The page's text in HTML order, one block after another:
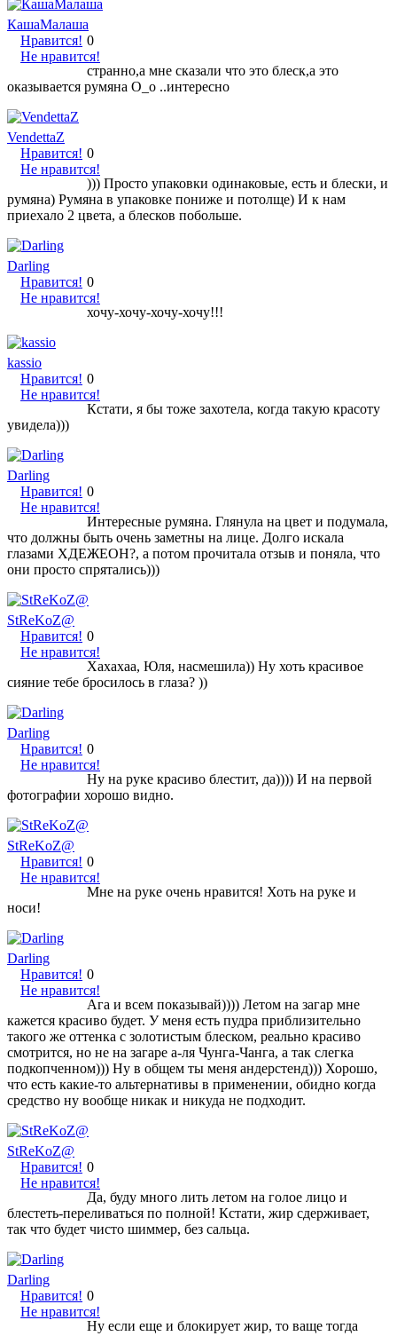
КашаМалаша
Нравится!
Не нравится!
0
странно,а мне сказали что это блеск,а это
оказывается румяна O_o ..интересно
VendettaZ
Нравится!
Не нравится!
0
))) Просто упаковки одинаковые, есть и блески, и
румяна) Румяна в упаковке пониже и потолще) И к нам
приехало 2 цвета, а блесков побольше.
Darling
Нравится!
Не нравится!
0
хочу-хочу-хочу-хочу!!!
kassio
Нравится!
Не нравится!
0
Кстати, я бы тоже захотела, когда такую красоту
увидела)))
Darling
Нравится!
Не нравится!
0
Интересные румяна. Глянула на цвет и подумала,
что должны быть очень заметны на лице. Долго искала
глазами ХДЕЖЕОН?, а потом прочитала отзыв и поняла, что
они просто спрятались)))
StReKoZ@
Нравится!
Не нравится!
0
Хахахаа, Юля, насмешила)) Ну хоть красивое
сияние тебе бросилось в глаза? ))
Darling
Нравится!
Не нравится!
0
Ну на руке красиво блестит, да)))) И на первой
фотографии хорошо видно.
StReKoZ@
Нравится!
Не нравится!
0
Мне на руке очень нравится! Хоть на руке и
носи!
Darling
Нравится!
Не нравится!
0
Ага и всем показывай)))) Летом на загар мне
кажется красиво будет. У меня есть пудра приблизительно
такого же оттенка с золотистым блеском, реально красиво
смотрится, но не на загаре а-ля Чунга-Чанга, а так слегка
подкопченном))) Ну в общем ты меня андерстенд))) Хорошо,
что есть какие-то альтернативы в применении, обидно когда
средство ну вообще никак и никуда не подходит.
StReKoZ@
Нравится!
Не нравится!
0
Да, буду много лить летом на голое лицо и
блестеть-переливаться по полной! Кстати, жир сдерживает,
так что будет чисто шиммер, без сальца.
Darling
Нравится!
Не нравится!
0
Ну если еще и блокирует жир, то ваще тогда